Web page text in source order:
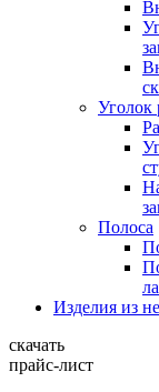
Уголок
Полоса
Изделия из
скачать
прайс-лист